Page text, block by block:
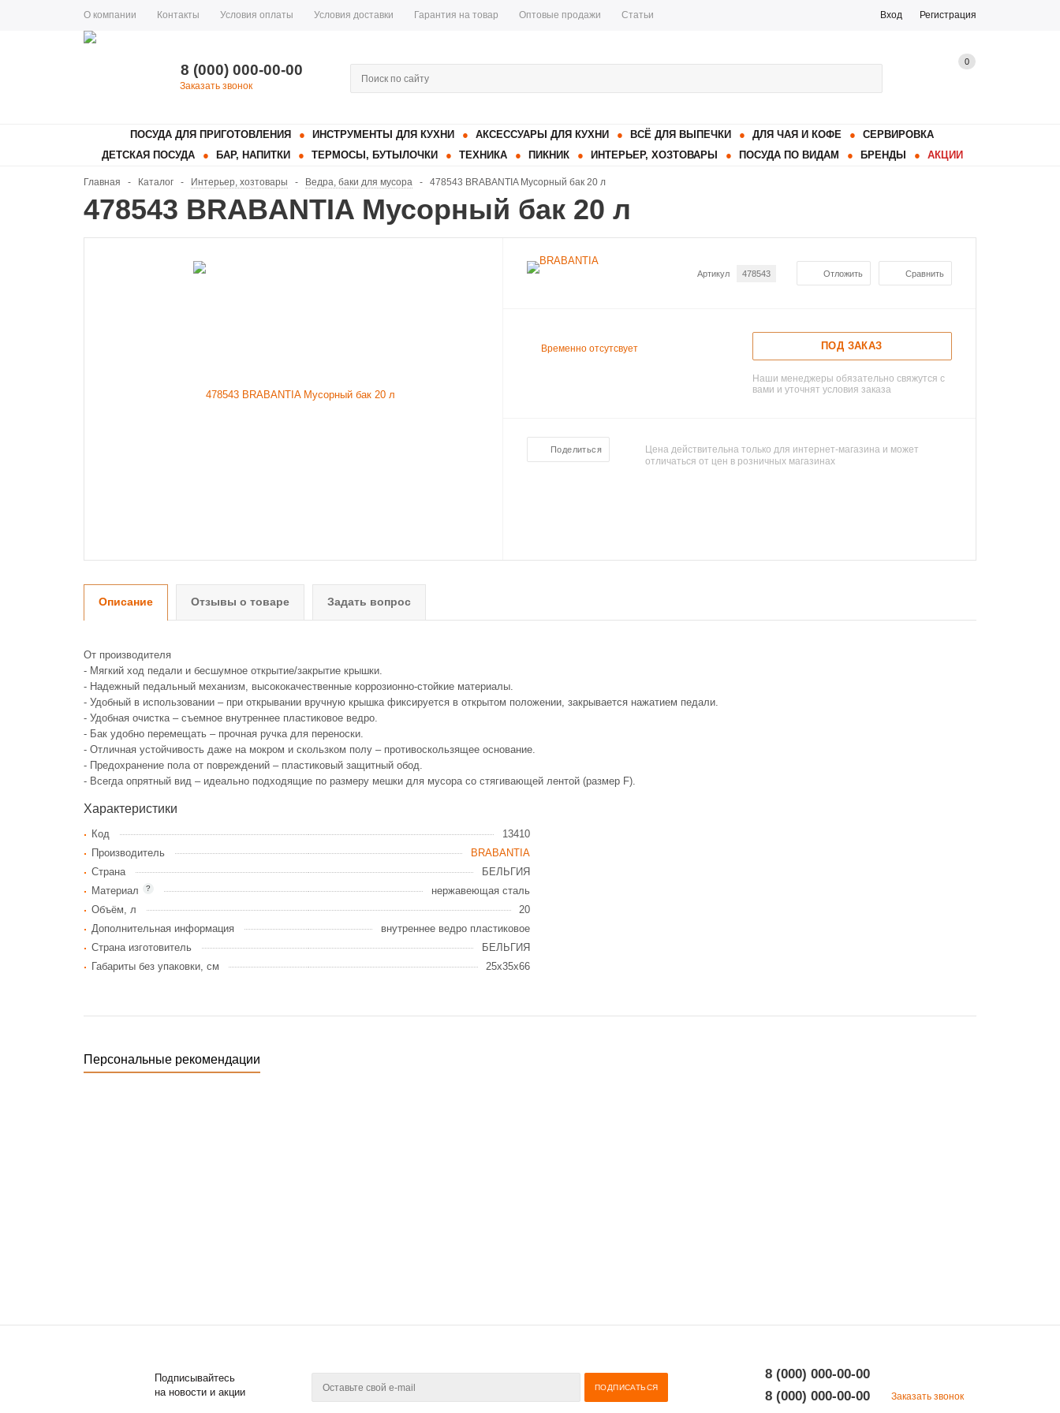
О компании Контакты Условия оплаты Условия доставки Гарантия на товар Оптовые продажи Статьи Вход Регистрация
8 (000) 000-00-00
Заказать звонок
0
ПОСУДА ДЛЯ ПРИГОТОВЛЕНИЯ ИНСТРУМЕНТЫ ДЛЯ КУХНИ АКСЕССУАРЫ ДЛЯ КУХНИ ВСЁ ДЛЯ ВЫПЕЧКИ ДЛЯ ЧАЯ И КОФЕ
СЕРВИРОВКА
ДЕТСКАЯ ПОСУДА
БАР, НАПИТКИ ТЕРМОСЫ, БУТЫЛОЧКИ ТЕХНИКА ПИКНИК ИНТЕРЬЕР, ХОЗТОВАРЫ ПОСУДА ПО ВИДАМ БРЕНДЫ АКЦИИ
Главная - Каталог - Интерьер, хозтовары - Ведра, баки для мусора - 478543 BRABANTIA Мусорный бак 20 л
478543 BRABANTIA Мусорный бак 20 л
Отложить Сравнить
Артикул 478543
Временно отсутсвует ПОД ЗАКАЗ
Наши менеджеры обязательно свяжутся с
вами и уточнят условия заказа
Поделиться
Цена действительна только для интернет-магазина и может
отличаться от цен в розничных магазинах
Описание Отзывы о товаре Задать вопрос
От производителя
- Мягкий ход педали и бесшумное открытие/закрытие крышки.
- Надежный педальный механизм, высококачественные коррозионно-стойкие материалы.
- Удобный в использовании – при открывании вручную крышка фиксируется в открытом положении, закрывается нажатием педали.
- Удобная очистка – съемное внутреннее пластиковое ведро.
- Бак удобно перемещать – прочная ручка для переноски.
- Отличная устойчивость даже на мокром и скользком полу – противоскользящее основание.
- Предохранение пола от повреждений – пластиковый защитный обод.
- Всегда опрятный вид – идеально подходящие по размеру мешки для мусора со стягивающей лентой (размер F).
Характеристики
Код
13410
Производитель
BRABANTIA
Страна
БЕЛЬГИЯ
?
Материал
нержавеющая сталь
Объём, л
20
Дополнительная информация
внутреннее ведро пластиковое
Страна изготовитель
БЕЛЬГИЯ
Габариты без упаковки, см
25x35x66
Персональные рекомендации
Подписывайтесь
на новости и акции
8 (000) 000-00-00
8 (000) 000-00-00
Заказать звонок